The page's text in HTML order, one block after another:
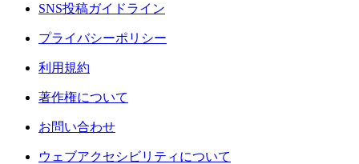
SNS投稿ガイドライン
プライバシーポリシー
利用規約
著作権について
お問い合わせ
ウェブアクセシビリティについて